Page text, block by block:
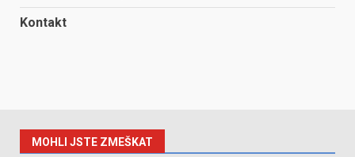
Kontakt
MOHLI JSTE ZMEŠKAT